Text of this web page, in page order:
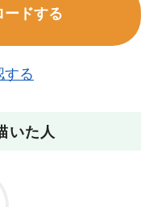
ードする
する
いた人